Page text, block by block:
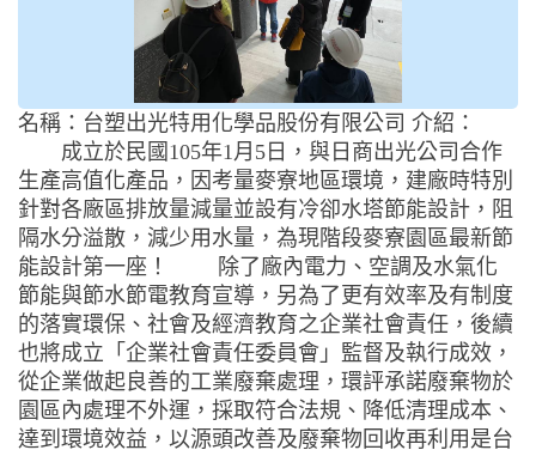
名稱：台塑出光特用化學品股份有限公司 介紹：
成立於民國105年1月5日，與日商出光公司合作
生產高值化產品，因考量麥寮地區環境，建廠時特別
針對各廠區排放量減量並設有冷卻水塔節能設計，阻
隔水分溢散，減少用水量，為現階段麥寮園區最新節
能設計第一座！ 除了廠內電力、空調及水氣化
節能與節水節電教育宣導，另為了更有效率及有制度
的落實環保、社會及經濟教育之企業社會責任，後續
也將成立「企業社會責任委員會」監督及執行成效，
從企業做起良善的工業廢棄處理，環評承諾廢棄物於
園區內處理不外運，採取符合法規、降低清理成本、
達到環境效益，以源頭改善及廢棄物回收再利用是台